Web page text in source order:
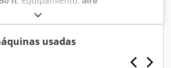
en vacío: 16.000 kg Dimensiones
296 cm Tipo de motor: Deutz DEUTZ
Pamplona (Navarra) Con la TB2150
a seguir en productividad,
TB2150 conquista en su gama (15t)
usadas